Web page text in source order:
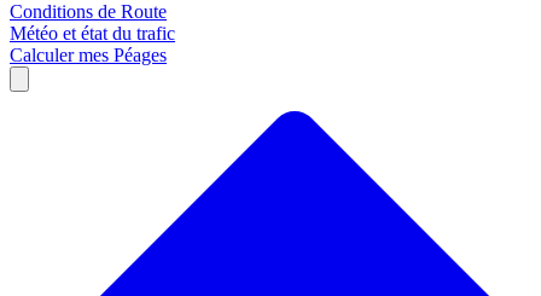
Conditions de Route
Météo et état du trafic
Calculer mes Péages